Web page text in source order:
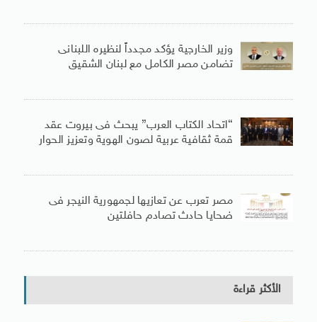
وزير الخارجية يؤكد مجدداً لنظيره اللبنانى
تضامن مصر الكامل مع لبنان الشقيق
“اتحاد الكتاب العرب” يبحث فى بيروت عقد
قمة ثقافية عربية لصون الهوية وتعزيز الحوار
مصر تعرب عن تعازيها لجمهورية النيجر فى
ضحايا حادث تصادم حافلتين
الأكثر قراءة